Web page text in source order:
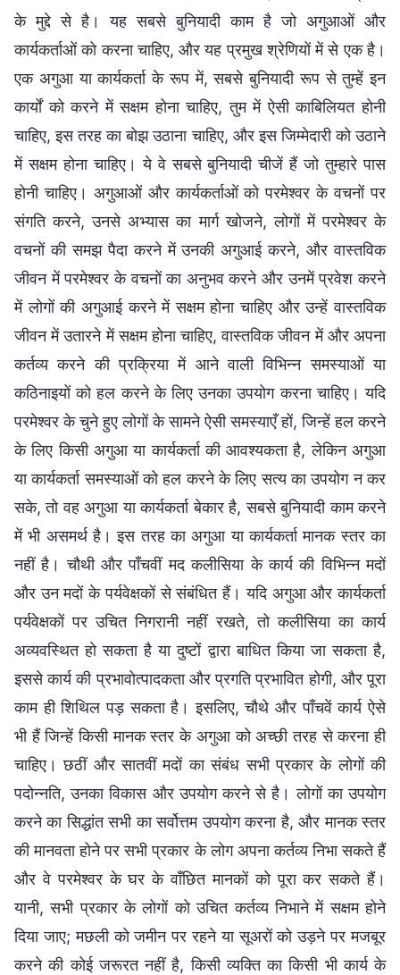
के मुद्दे से है। यह सबसे बुनियादी काम है जो अगुआओं और
कार्यकर्ताओं को करना चाहिए, और यह प्रमुख श्रेणियों में से एक है।
एक अगुआ या कार्यकर्ता के रूप में, सबसे बुनियादी रूप से तुम्हें इन
कार्यों को करने में सक्षम होना चाहिए, तुम में ऐसी काबिलियत होनी
चाहिए, इस तरह का बोझ उठाना चाहिए, और इस जिम्मेदारी को उठाने
में सक्षम होना चाहिए। ये वे सबसे बुनियादी चीजें हैं जो तुम्हारे पास
होनी चाहिए। अगुआओं और कार्यकर्ताओं को परमेश्वर के वचनों पर
संगति करने, उनसे अभ्यास का मार्ग खोजने, लोगों में परमेश्वर के
वचनों की समझ पैदा करने में उनकी अगुआई करने, और वास्तविक
जीवन में परमेश्वर के वचनों का अनुभव करने और उनमें प्रवेश करने
में लोगों की अगुआई करने में सक्षम होना चाहिए और उन्हें वास्तविक
जीवन में उतारने में सक्षम होना चाहिए, वास्तविक जीवन में और अपना
कर्तव्य करने की प्रक्रिया में आने वाली विभिन्न समस्याओं या
कठिनाइयों को हल करने के लिए उनका उपयोग करना चाहिए। यदि
परमेश्वर के चुने हुए लोगों के सामने ऐसी समस्याएँ हों, जिन्हें हल करने
के लिए किसी अगुआ या कार्यकर्ता की आवश्यकता है, लेकिन अगुआ
या कार्यकर्ता समस्याओं को हल करने के लिए सत्य का उपयोग न कर
सके, तो वह अगुआ या कार्यकर्ता बेकार है, सबसे बुनियादी काम करने
में भी असमर्थ है। इस तरह का अगुआ या कार्यकर्ता मानक स्तर का
नहीं है। चौथी और पाँचवीं मद कलीसिया के कार्य की विभिन्न मदों
और उन मदों के पर्यवेक्षकों से संबंधित हैं। यदि अगुआ और कार्यकर्ता
पर्यवेक्षकों पर उचित निगरानी नहीं रखते, तो कलीसिया का कार्य
अव्यवस्थित हो सकता है या दुष्टों द्वारा बाधित किया जा सकता है,
इससे कार्य की प्रभावोत्पादकता और प्रगति प्रभावित होगी, और पूरा
काम ही शिथिल पड़ सकता है। इसलिए, चौथे और पाँचवें कार्य ऐसे
भी हैं जिन्हें किसी मानक स्तर के अगुआ को अच्छी तरह से करना ही
चाहिए। छठीं और सातवीं मदों का संबंध सभी प्रकार के लोगों की
पदोन्नति, उनका विकास और उपयोग करने से है। लोगों का उपयोग
करने का सिद्धांत सभी का सर्वोत्तम उपयोग करना है, और मानक स्तर
की मानवता होने पर सभी प्रकार के लोग अपना कर्तव्य निभा सकते हैं
और वे परमेश्वर के घर के वाँछित मानकों को पूरा कर सकते हैं।
यानी, सभी प्रकार के लोगों को उचित कर्तव्य निभाने में सक्षम होने
दिया जाए; मछली को जमीन पर रहने या सूअरों को उड़ने पर मजबूर
करने की कोई जरूरत नहीं है, किसी व्यक्ति का किसी भी कार्य के